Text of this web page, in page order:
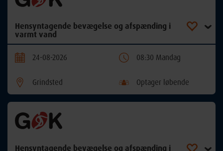
Hensyntagende bevægelse og afspænding i
varmt vand
24-08-2026 08:30 Mandag
Grindsted Optager løbende
Hensyntagende bevægelse og afspænding i